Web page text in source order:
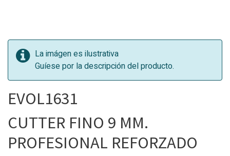
La imágen es ilustrativa
Guíese por la descripción del producto.
EVOL1631
CUTTER FINO 9 MM.
PROFESIONAL REFORZADO